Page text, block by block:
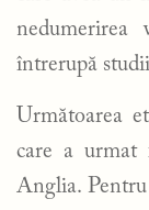
întrerupă
Următoarea
care a urmat
Anglia. Pentru